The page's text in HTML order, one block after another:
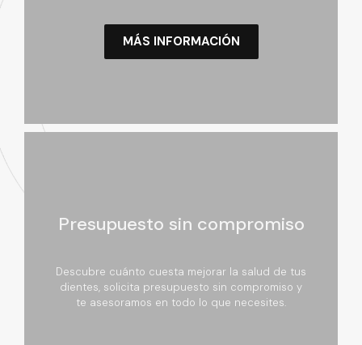
MÁS INFORMACIÓN
Presupuesto sin compromiso
Descubre cuánto cuesta mejorar la salud de tus
dientes, solicita presupuesto sin compromiso y
te asesoramos en todo lo que necesites.